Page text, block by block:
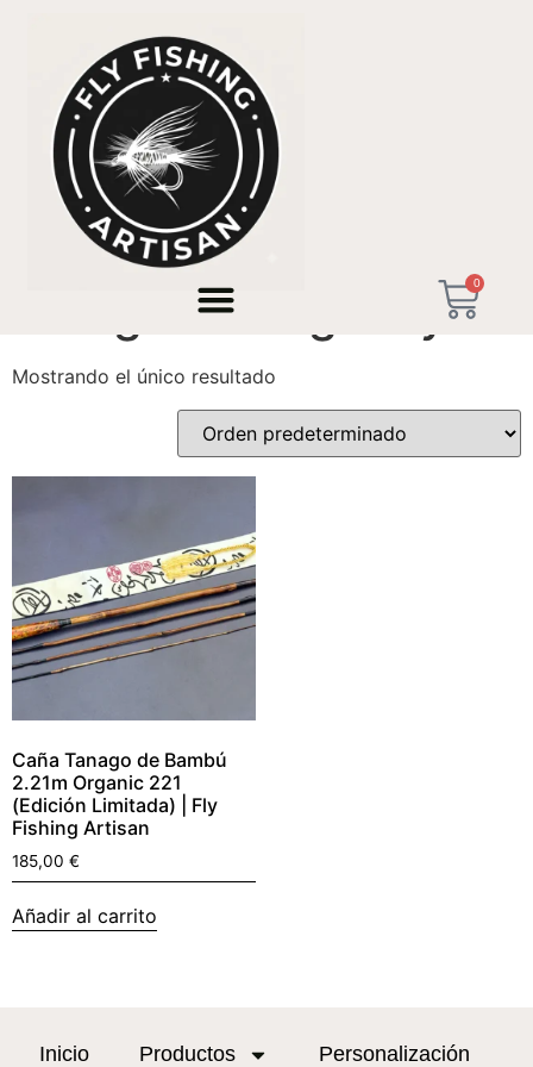
0
/ Productos etiquetados “tanago fishing italy”
tanago fishing italy
Mostrando el único resultado
Caña Tanago de Bambú
2.21m Organic 221
(Edición Limitada) | Fly
Fishing Artisan
185,00 €
Añadir al carrito
Inicio Productos Personalización